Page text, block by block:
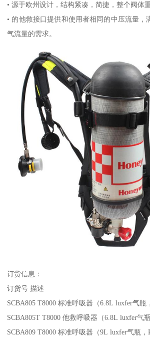
• 源于欧州设计，结构紧凑，简捷，整个阀体
• 的他救接口提供和使用者相同的中压流量，
气流量的需求。
订货信息：
订货号 描述
SCBA805 T8000 标准呼吸器（6.8L luxfer气瓶
SCBA805T T8000 他救呼吸器（6.8L luxfer气
SCBA809 T8000 标准呼吸器（9L luxfer气瓶，